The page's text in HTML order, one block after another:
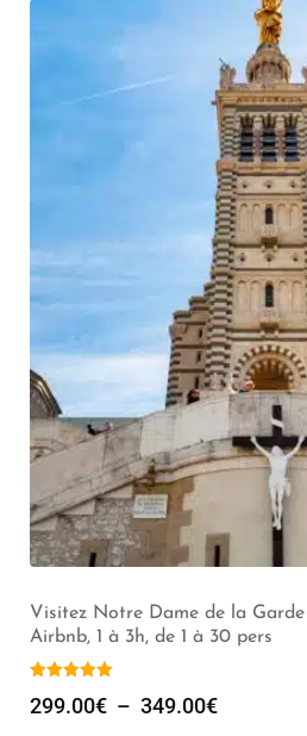
Visitez Notre Dame de la
Airbnb, 1 à 3h, de 1 à 30 pers
299.00€ – 349.00€